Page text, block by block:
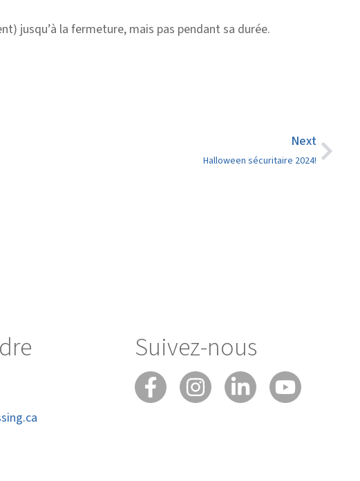
jusqu’à la fermeture, mais pas pendant sa durée.
Next
Halloween sécuritaire 2024!
Suivez-nous